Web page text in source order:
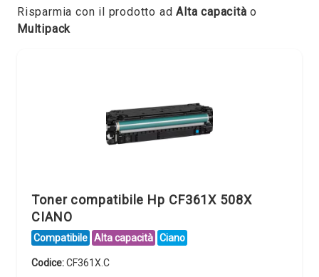
Risparmia con il prodotto adAlta capacità o
Multipack
Toner compatibile Hp CF361X 508X
CIANO
Compatibile Alta capacità Ciano
Codice:CF361X.C